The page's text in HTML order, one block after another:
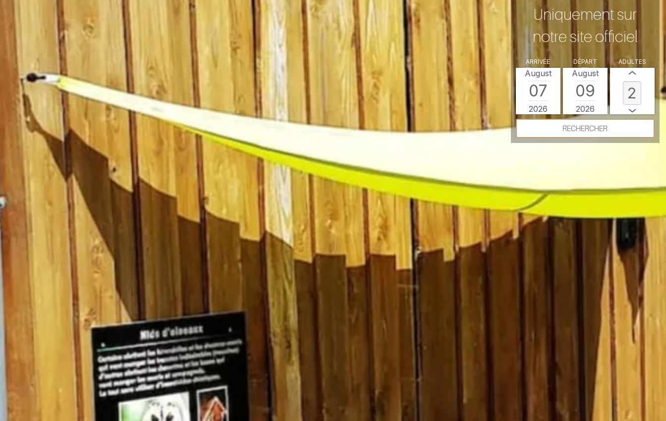
Uniquement sur
notre site officiel
ARRIVÉE
August
07
2026
DÉPART
August
09
2026
ADULTES
RECHERCHER